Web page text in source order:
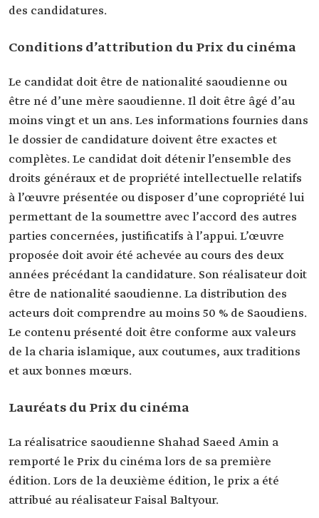
des candidatures.
Conditions d’attribution du Prix du cinéma
Le candidat doit être de nationalité saoudienne ou
être né d’une mère saoudienne. Il doit être âgé d’au
moins vingt et un ans. Les informations fournies dans
le dossier de candidature doivent être exactes et
complètes. Le candidat doit détenir l’ensemble des
droits généraux et de propriété intellectuelle relatifs
à l’œuvre présentée ou disposer d’une copropriété lui
permettant de la soumettre avec l’accord des autres
parties concernées, justificatifs à l’appui. L’œuvre
proposée doit avoir été achevée au cours des deux
années précédant la candidature. Son réalisateur doit
être de nationalité saoudienne. La distribution des
acteurs doit comprendre au moins 50 % de Saoudiens.
Le contenu présenté doit être conforme aux valeurs
de la charia islamique, aux coutumes, aux traditions
et aux bonnes mœurs.
Lauréats du Prix du cinéma
La réalisatrice saoudienne Shahad Saeed Amin a
remporté le Prix du cinéma lors de sa première
édition. Lors de la deuxième édition, le prix a été
attribué au réalisateur Faisal Baltyour.